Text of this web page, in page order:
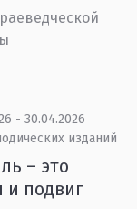
- 30.04.2026
изданий
– это
и подвиг